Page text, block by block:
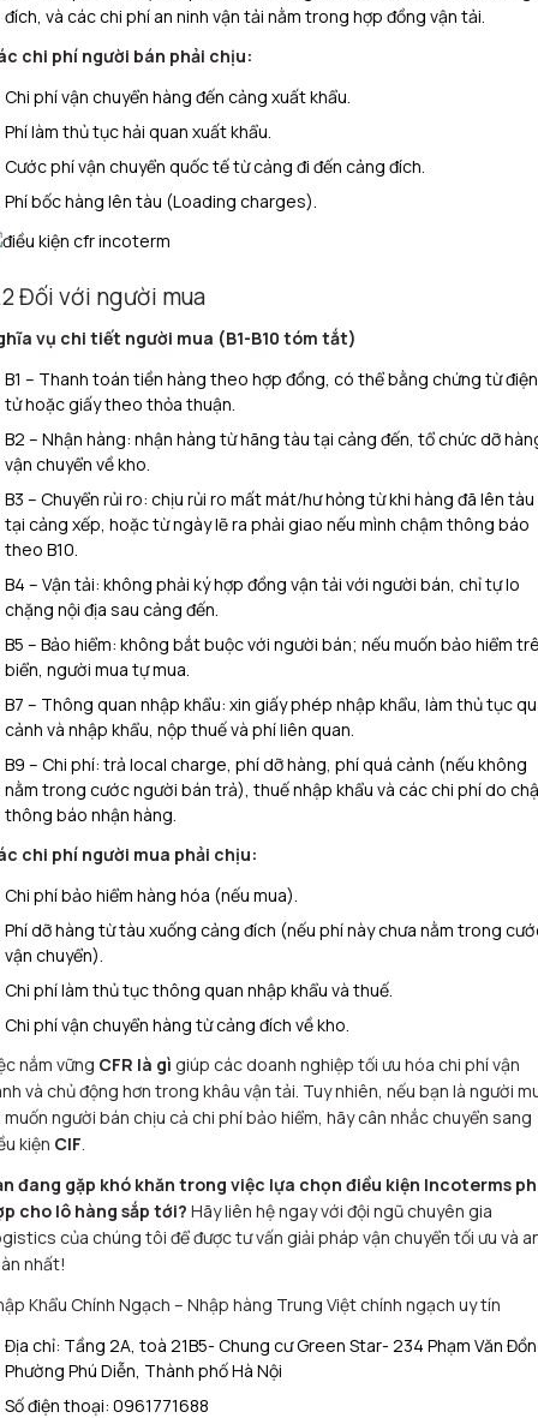
đích, và các chi phí an ninh vận tải nằm trong hợp đồng vận tải.
chi phí người bán phải chịu:
Chi phí vận chuyển hàng đến cảng xuất khẩu.
Phí làm thủ tục hải quan xuất khẩu.
Cước phí vận chuyển quốc tế từ cảng đi đến cảng đích.
Phí bốc hàng lên tàu (Loading charges).
Đối với người mua
vụ chi tiết người mua (B1-B10 tóm tắt)
B1 – Thanh toán tiền hàng theo hợp đồng, có thể bằng chứng từ điện
tử hoặc giấy theo thỏa thuận.
​B2 – Nhận hàng: nhận hàng từ hãng tàu tại cảng đến, tổ chức dỡ
vận chuyển về kho.
B3 – Chuyển rủi ro: chịu rủi ro mất mát/hư hỏng từ khi hàng đã lên tàu
tại cảng xếp, hoặc từ ngày lẽ ra phải giao nếu mình chậm thông báo
theo B10.
B4 – Vận tải: không phải ký hợp đồng vận tải với người bán, chỉ tự lo
chặng nội địa sau cảng đến.
B5 – Bảo hiểm: không bắt buộc với người bán; nếu muốn bảo hiểm
biển, người mua tự mua.
B7 – Thông quan nhập khẩu: xin giấy phép nhập khẩu, làm thủ tục
cảnh và nhập khẩu, nộp thuế và phí liên quan.
B9 – Chi phí: trả local charge, phí dỡ hàng, phí quá cảnh (nếu không
nằm trong cước người bán trả), thuế nhập khẩu và các chi phí do
thông báo nhận hàng.
chi phí người mua phải chịu:
Chi phí bảo hiểm hàng hóa (nếu mua).
Phí dỡ hàng từ tàu xuống cảng đích (nếu phí này chưa nằm trong
vận chuyển).
Chi phí làm thủ tục thông quan nhập khẩu và thuế.
Chi phí vận chuyển hàng từ cảng đích về kho.
nắm vững CFR là gì giúp các doanh nghiệp tối ưu hóa chi phí vận
và chủ động hơn trong khâu vận tải. Tuy nhiên, nếu bạn là người
muốn người bán chịu cả chi phí bảo hiểm, hãy cân nhắc chuyển sang
kiện CIF.
đang gặp khó khăn trong việc lựa chọn điều kiện Incoterms
cho lô hàng sắp tới? Hãy liên hệ ngay với đội ngũ chuyên gia
của chúng tôi để được tư vấn giải pháp vận chuyển tối ưu và
nhất!
Khẩu Chính Ngạch – Nhập hàng Trung Việt chính ngạch uy tín
Địa chỉ: Tầng 2A, toà 21B5- Chung cư Green Star- 234 Phạm Văn
Phường Phú Diễn, Thành phố Hà Nội
Số điện thoại: 0961771688